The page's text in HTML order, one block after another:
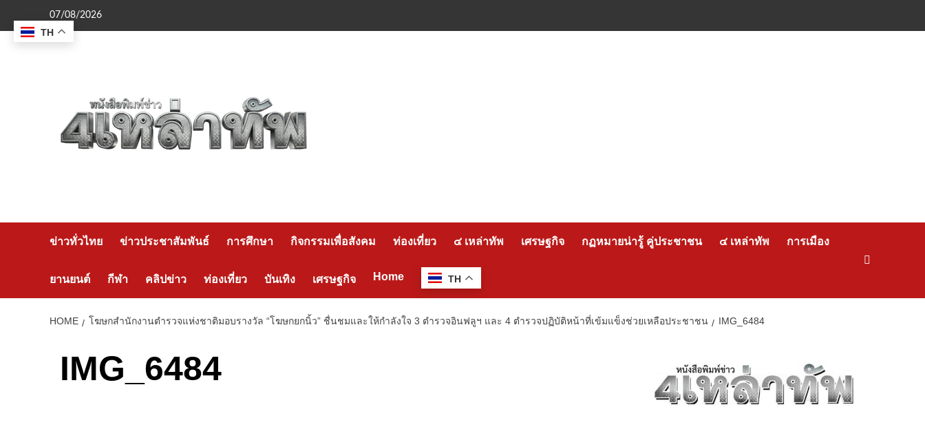
content
07/08/2026
ข่าวทั่วไทย ข่าวประชาสัมพันธ์ การศึกษา กิจกรรมเพื่อสังคม ท่องเที่ยว ๔ เหล่าทัพ เศรษฐกิจ กฏหมายน่ารู้ คู่ประชาชน ๔ เหล่าทัพ การเมือง
ยานยนต์ กีฬา คลิปข่าว ท่องเที่ยว บันเทิง เศรษฐกิจ Home TH
HOME โฆษกสำนักงานตำรวจแห่งชาติมอบรางวัล “โฆษกยกนิ้ว” ชื่นชมและให้กำลังใจ 3 ตำรวจอินฟลูฯ และ 4 ตำรวจปฏิบัติหน้าที่เข้มแข็งช่วยเหลือประชาชน IMG_6484
IMG_6484
TH